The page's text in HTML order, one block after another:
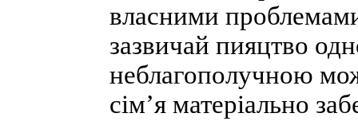
власними
зазвичай пияцтво
неблагополучною
сім’я матеріально